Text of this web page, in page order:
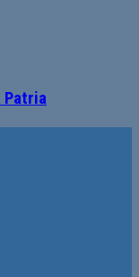
Patria